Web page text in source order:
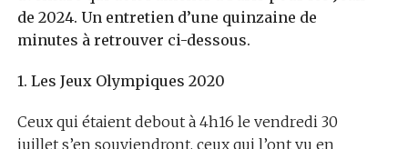
de 2024. Un entretien d’une quinzaine de
minutes à retrouver ci-dessous.
1. Les Jeux Olympiques 2020
Ceux qui étaient debout à 4h16 le vendredi 30
juillet s’en souviendront, ceux qui l’ont vu en